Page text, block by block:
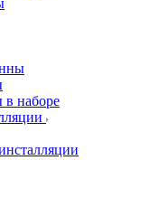
в наборе